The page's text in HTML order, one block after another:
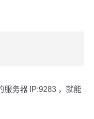
服务器 IP:9283 ，就能